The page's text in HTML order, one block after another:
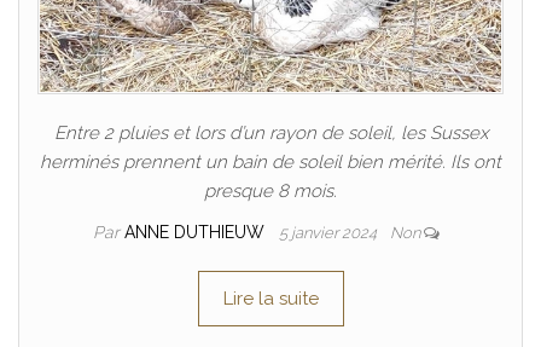
Entre 2 pluies et lors d’un rayon de soleil, les Sussex
herminés prennent un bain de soleil bien mérité. Ils ont
presque 8 mois.
ParANNE DUTHIEUW 5 janvier 2024 Non
Lire la suite